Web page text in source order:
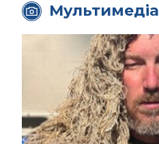
Мультимедіа